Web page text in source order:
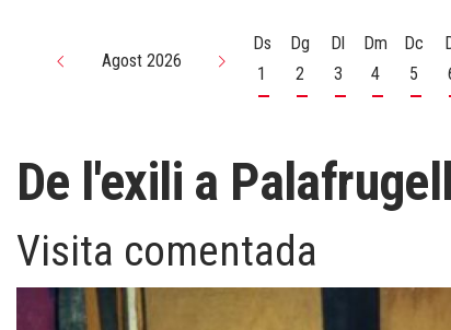
Agost 2026
Ds
1
Dissabte 1 d'agost
Dg
2
Diumenge 2 d'agost
Dl
3
Dilluns 3 d'agost
Dm
4
Dimarts 4
Dc
5
De l'exili a
Visita comentada